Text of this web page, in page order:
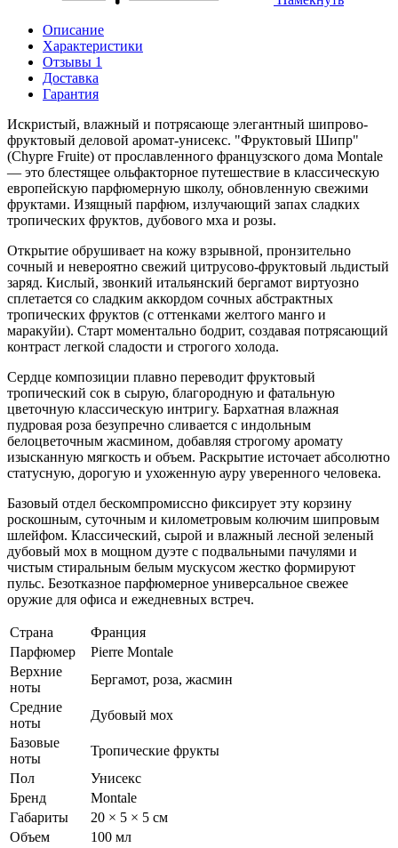
Описание
Характеристики
Отзывы 1
Доставка
Гарантия
Искристый, влажный и потрясающе элегантный шипрово-
фруктовый деловой аромат-унисекс. "Фруктовый Шипр"
(Chypre Fruite) от прославленного французского дома Montale
— это блестящее ольфакторное путешествие в классическую
европейскую парфюмерную школу, обновленную свежими
фруктами. Изящный парфюм, излучающий запах сладких
тропических фруктов, дубового мха и розы.
Открытие обрушивает на кожу взрывной, пронзительно
сочный и невероятно свежий цитрусово-фруктовый льдистый
заряд. Кислый, звонкий итальянский бергамот виртуозно
сплетается со сладким аккордом сочных абстрактных
тропических фруктов (с оттенками желтого манго и
маракуйи). Старт моментально бодрит, создавая потрясающий
контраст легкой сладости и строгого холода.
Сердце композиции плавно переводит фруктовый
тропический сок в сырую, благородную и фатальную
цветочную классическую интригу. Бархатная влажная
пудровая роза безупречно сливается с индольным
белоцветочным жасмином, добавляя строгому аромату
изысканную мягкость и объем. Раскрытие источает абсолютно
статусную, дорогую и ухоженную ауру уверенного человека.
Базовый отдел бескомпромиссно фиксирует эту корзину
роскошным, суточным и километровым колючим шипровым
шлейфом. Классический, сырой и влажный лесной зеленый
дубовый мох в мощном дуэте с подвальными пачулями и
чистым стиральным белым мускусом жестко формируют
пульс. Безотказное парфюмерное универсальное свежее
оружие для офиса и ежедневных встреч.
Страна
Франция
Парфюмер
Pierre Montale
Верхние
ноты
Бергамот, роза, жасмин
Средние
ноты
Дубовый мох
Базовые
ноты
Тропические фрукты
Пол
Унисекс
Бренд
Montale
Габариты
20 × 5 × 5 см
Объем
100 мл